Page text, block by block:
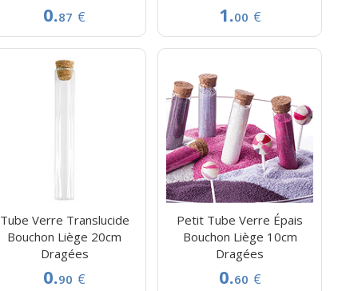
0.87 € 1.00 €
Tube Verre Translucide
Bouchon Liège 20cm
Dragées
0.90 €
Petit Tube Verre Épais
Bouchon Liège 10cm
Dragées
0.60 €